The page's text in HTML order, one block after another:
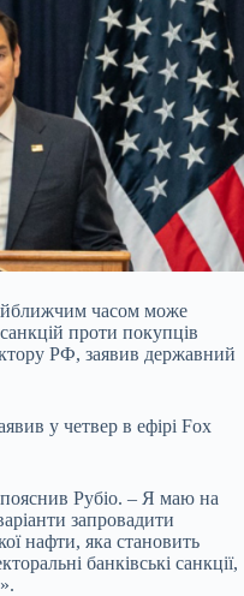
часом може
проти покупців
РФ, заявив державний
у четвер в ефірі Fox
пояснив Рубіо. – Я маю на
запровадити
нафти, яка становить
банківські санкції,